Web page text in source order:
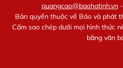
quangcao@baohatinh.vn-
Bản quyền thuộc về Báo và phát
Cấm sao chép dưới mọi hình thức
bằng văn